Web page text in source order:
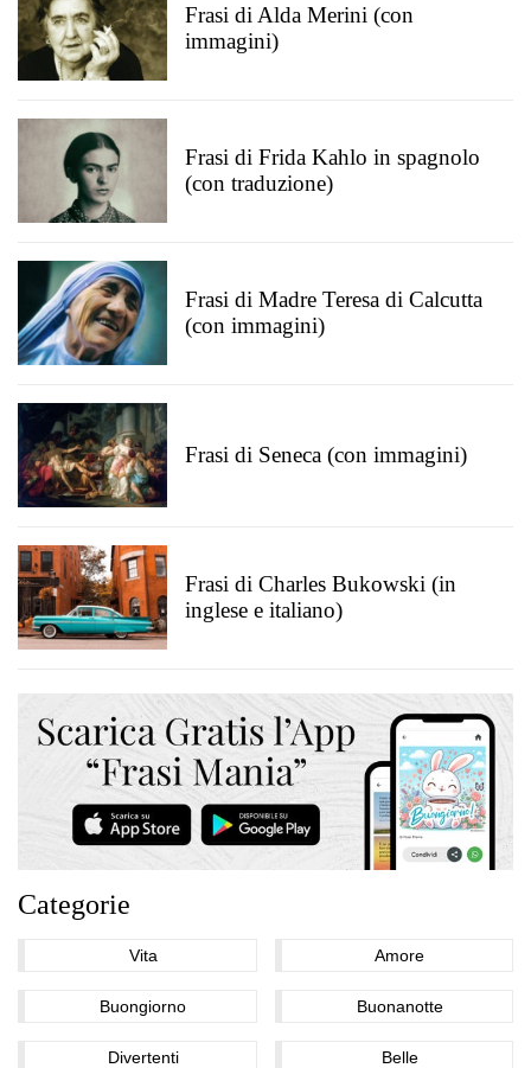
Frasi di Alda Merini (con
immagini)
Frasi di Frida Kahlo in spagnolo
(con traduzione)
Frasi di Madre Teresa di Calcutta
(con immagini)
Frasi di Seneca (con immagini)
Frasi di Charles Bukowski (in
inglese e italiano)
Categorie
Vita Amore
Buongiorno Buonanotte
Divertenti Belle